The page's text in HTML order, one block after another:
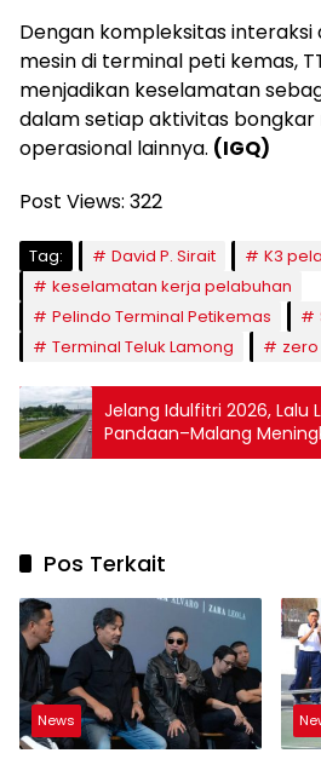
Dengan kompleksitas
mesin di terminal peti kemas,
menjadikan keselamatan
dalam setiap aktivitas
operasional lainnya. (IGQ)
Post Views: 322
Tag: David P. Sirait
K3
keselamatan kerja pelabuhan
Pelindo Terminal Petikemas
Terminal Teluk Lamong
Jelang Idulfitri 2026, Lalu
Pandaan–Malang
Pos Terkait
News